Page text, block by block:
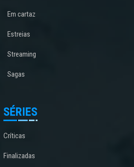
Em cartaz
Estreias
Streaming
Sagas
SÉRIES
Críticas
Finalizadas